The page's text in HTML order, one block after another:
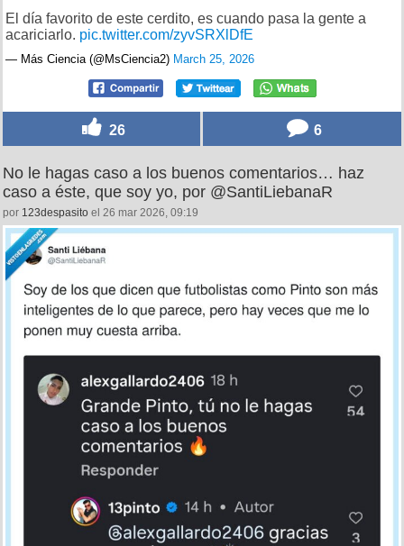
El día favorito de este cerdito, es cuando pasa la gente a
acariciarlo. pic.twitter.com/zyvSRXlDfE
— Más Ciencia (@MsCiencia2) March 25, 2026
26 6
No le hagas caso a los buenos comentarios… haz
caso a éste, que soy yo, por @SantiLiebanaR
por 123despasito el 26 mar 2026, 09:19